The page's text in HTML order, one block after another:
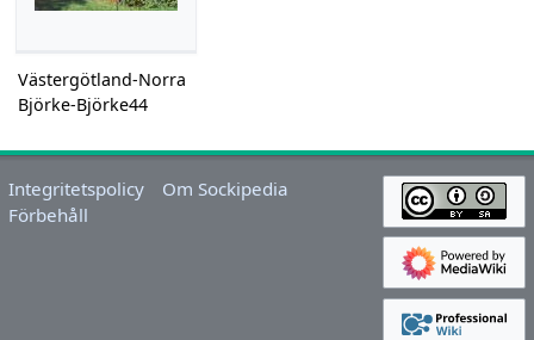
Västergötland-Norra
Björke-Björke44
Integritetspolicy
Om Sockipedia
Förbehåll